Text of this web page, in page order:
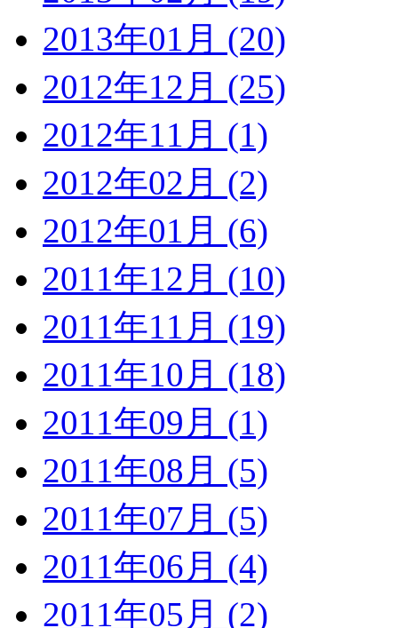
2013年01月 (20)
2012年12月 (25)
2012年11月 (1)
2012年02月 (2)
2012年01月 (6)
2011年12月 (10)
2011年11月 (19)
2011年10月 (18)
2011年09月 (1)
2011年08月 (5)
2011年07月 (5)
2011年06月 (4)
2011年05月 (2)